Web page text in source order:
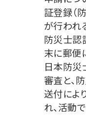
証登録（
が行われ
防災士認
末に郵便
日本防災
審査と、
送付によ
れ、活動